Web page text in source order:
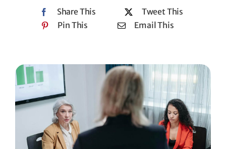
Share This
Tweet This
Pin This
Email This